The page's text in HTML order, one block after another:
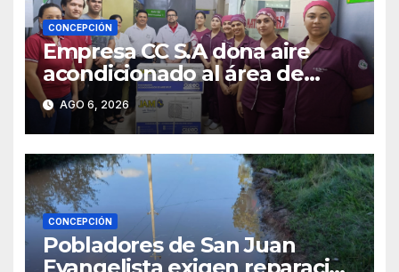
CONCEPCIÓN
Empresa CC S.A dona aire
acondicionado al área de
maternidad del IPS de
Concepción
AGO 6, 2026
CONCEPCIÓN
Pobladores de San Juan